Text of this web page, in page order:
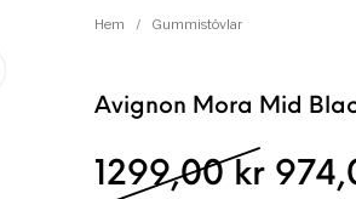
Hem / Gummistövlar
Avignon Mora Mid
1299,00 kr Det